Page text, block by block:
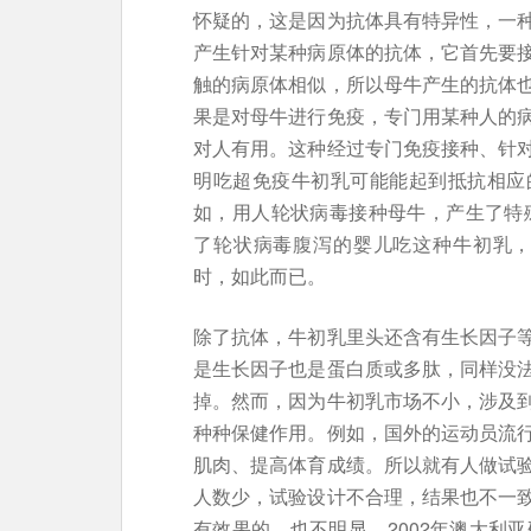
怀疑的，这是因为抗体具有特异性，一
产生针对某种病原体的抗体，它首先要
触的病原体相似，所以母牛产生的抗体
果是对母牛进行免疫，专门用某种人的
对人有用。这种经过专门免疫接种、针
明吃超免疫牛初乳可能能起到抵抗相
如，用人轮状病毒接种母牛，产生了
了轮状病毒腹泻的婴儿吃这种牛初乳
时，如此而已。
除了抗体，牛初乳里头还含有生长因子
是生长因子也是蛋白质或多肽，同样没
掉。然而，因为牛初乳市场不小，涉及
种种保健作用。例如，国外的运动员流
肌肉、提高体育成绩。所以就有人做试
人数少，试验设计不合理，结果也不